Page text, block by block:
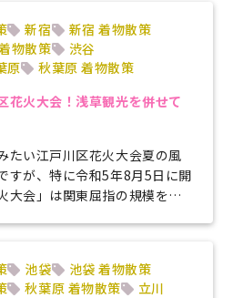
新宿
新宿 着物散策
物散策
渋谷
原
秋葉原 着物散策
花火大会！浅草観光を併せて
たい江戸川区花火大会夏の風
すが、特に令和5年8月5日に開
大会」は関東屈指の規模を誇
池袋
池袋 着物散策
秋葉原 着物散策
立川